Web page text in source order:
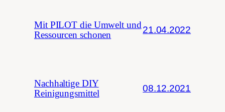
Mit PILOT die Umwelt und
Ressourcen schonen
21.04.2022
Nachhaltige DIY
Reinigungsmittel
08.12.2021